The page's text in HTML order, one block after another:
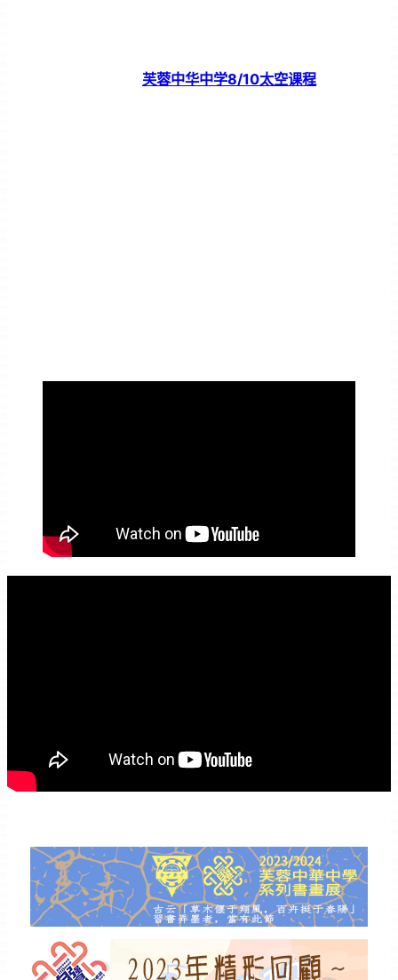
芙蓉中华中学8/10太空课程